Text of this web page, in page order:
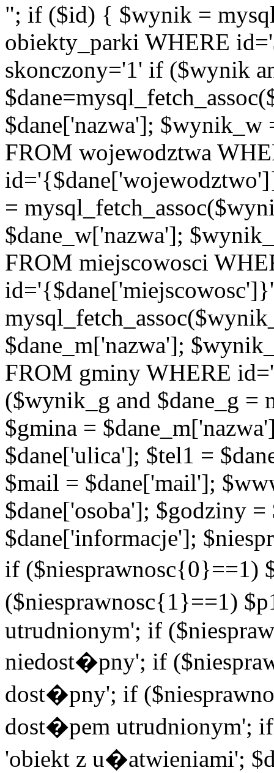
"; if ($id) { $wynik =
obiekty_parki WHERE
skonczony='1' if ($wynik
$dane['nazwa'];
FROM wojewodztwa
=
$dane_w['nazwa'];
FROM miejscowosci
$dane_m['nazwa'];
FROM gminy WHERE
($wynik_g and $dane_g =
$gmina =
$dane['ulica']; $tel1 =
$mail = $dane['mail'];
$dane['osoba']; $godziny
$dane['informacje'];
if ($niesprawnosc{0}==1)
($niesprawnosc{1}==1)
utrudnionym'; if
niedost�pny'; if
dost�pny'; if
dost�pem utrudnionym';
'obiekt z u�atwieniami';